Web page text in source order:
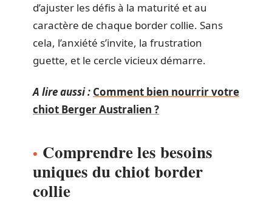
d’ajuster les défis à la maturité et au
caractère de chaque border collie. Sans
cela, l’anxiété s’invite, la frustration
guette, et le cercle vicieux démarre.
A lire aussi : Comment bien nourrir votre
chiot Berger Australien ?
Comprendre les besoins
uniques du chiot border
collie